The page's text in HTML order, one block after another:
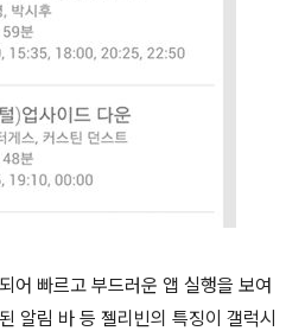
어 빠르고 부드러운 앱 실행을 보여
알림 바 등 젤리빈의 특징이 갤럭시